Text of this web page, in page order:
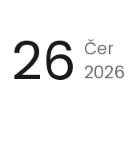
26 Čer
2026